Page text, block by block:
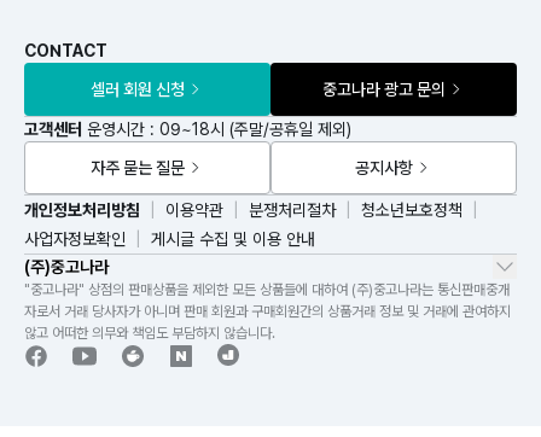
CONTACT
셀러 회원 신청
중고나라 광고 문의
고객센터 운영시간 : 09~18시 (주말/공휴일 제외)
자주 묻는 질문
공지사항
(주)중고나라
개인정보처리방침 이용약관 분쟁처리절차
청소년보호정책
사업자정보확인
게시글 수집 및 이용 안내
"중고나라" 상점의 판매상품을 제외한 모든 상품들에 대하여 (주)중고나라는 통신판매중개
자로서 거래 당사자가 아니며 판매 회원과 구매회원간의 상품거래 정보 및 거래에 관여하지
않고 어떠한 의무와 책임도 부담하지 않습니다.